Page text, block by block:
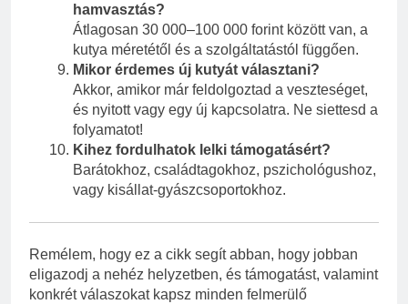
hamvasztás?
Átlagosan 30 000–100 000 forint között van, a
kutya méretétől és a szolgáltatástól függően.
Mikor érdemes új kutyát választani?
Akkor, amikor már feldolgoztad a veszteséget,
és nyitott vagy egy új kapcsolatra. Ne siettesd a
folyamatot!
Kihez fordulhatok lelki támogatásért?
Barátokhoz, családtagokhoz, pszichológushoz,
vagy kisállat-gyászcsoportokhoz.
Remélem, hogy ez a cikk segít abban, hogy jobban
eligazodj a nehéz helyzetben, és támogatást, valamint
konkrét válaszokat kapsz minden felmerülő